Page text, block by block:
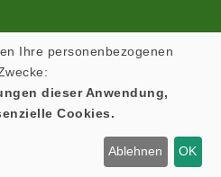
Ihre personenbezogenen
dieser Anwendung,
Cookies.
Ablehnen OK